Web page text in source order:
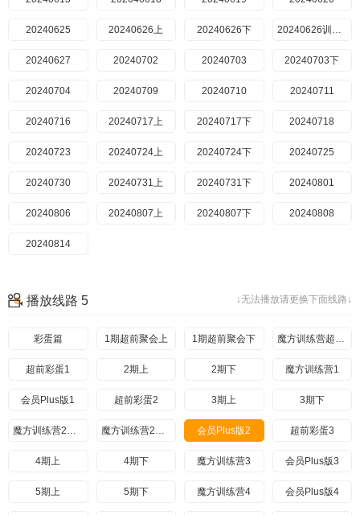
20240625 20240626上 20240626下 20240626训练营
20240627 20240702 20240703 20240703下
20240704 20240709 20240710 20240711
20240716 20240717上 20240717下 20240718
20240723 20240724上 20240724下 20240725
20240730 20240731上 20240731下 20240801
20240806 20240807上 20240807下 20240808
20240814
↓无法播放请更换下面线路↓
播放线路 5
彩蛋篇 1期超前聚会上 1期超前聚会下 魔方训练营超前聚会
超前彩蛋1 2期上 2期下 魔方训练营1
会员Plus版1 超前彩蛋2 3期上 3期下
魔方训练营2期上 魔方训练营2期下 会员Plus版2 超前彩蛋3
4期上 4期下 魔方训练营3 会员Plus版3
5期上 5期下 魔方训练营4 会员Plus版4